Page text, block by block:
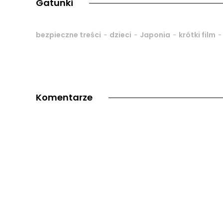
Gatunki
bezpieczne treści - dzieci - Japonia - krótki film -
Komentarze